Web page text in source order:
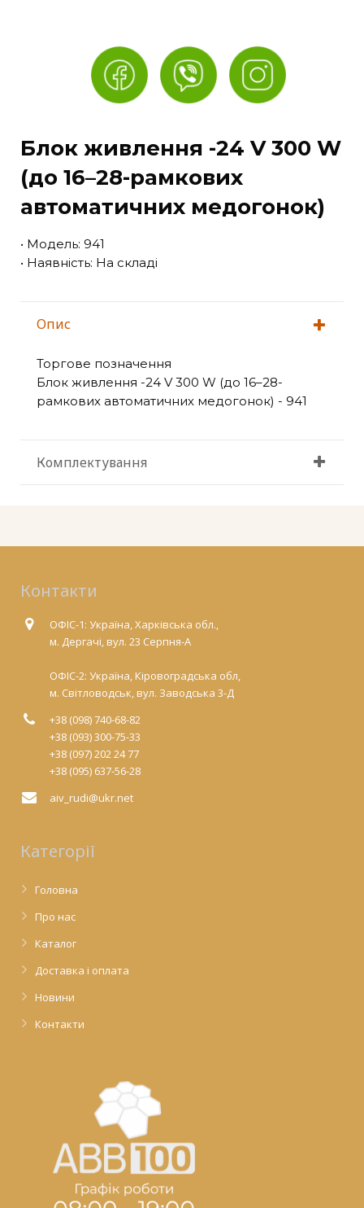
Блок живлення -24 V 300 W
(до 16–28-рамкових
автоматичних медогонок)
• Модель: 941
• Наявність: На складі
Опис
Торгове позначення
Блок живлення -24 V 300 W (до 16–28-
рамкових автоматичних медогонок) - 941
Комплектування
Контакти
ОФІС-1: Україна, Харківська обл.,
м. Дергачі, вул. 23 Серпня-А
ОФІС-2: Україна, Кіровоградська обл,
м. Світловодськ, вул. Заводська 3-Д
+38 (098) 740-68-82
+38 (093) 300-75-33
+38 (097) 202 24 77
+38 (095) 637-56-28
aiv_rudi@ukr.net
Категорії
Головна
Про нас
Каталог
Доставка і оплата
Новини
Контакти